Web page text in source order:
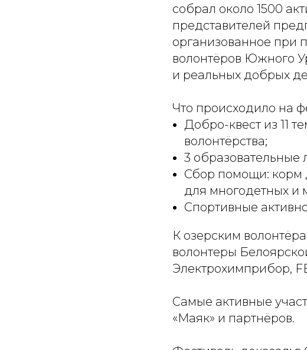
собрал около 1500
представителей
организованное при
волонтёров Южного
и реальных добрых
Что происходило на
Добро-квест из 11
волонтёрства;
3 образовательные
Сбор помощи: корм
для многодетных и
Спортивные
К озерским
волонтеры
Электрохимприбор,
Самые активные
«Маяк» и партнёров.